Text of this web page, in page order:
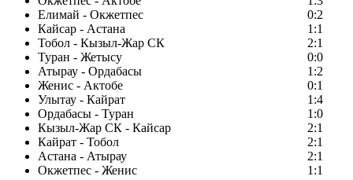
Елимай - Окжетпес
0:2
Кайсар - Астана
1:1
Тобол - Кызыл-Жар СК
2:1
Туран - Жетысу
0:0
Атырау - Ордабасы
1:2
Женис - Актобе
0:1
Улытау - Кайрат
1:4
Ордабасы - Туран
1:0
Кызыл-Жар СК - Кайсар
2:1
Кайрат - Тобол
2:1
Астана - Атырау
2:1
Окжетпес - Женис
1:1